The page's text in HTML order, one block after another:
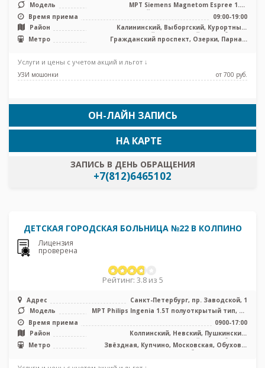
Модель
МРТ Siemens Magnetom Espree 1.5T
полуоткрытый тип, КТ Siemens SOMATOM ...
Время приема
09:00-19:00
Район
Калининский, Выборгский, Курортный,
Петроградский, Приморский, Лен. область
Метро
Гражданский проспект, Озерки, Парнас,
Услуги и цены с учетом акций и льгот ↓
УЗИ мошонки от 700 pуб.
ОН-ЛАЙН ЗАПИСЬ
ЗАПИСЬ В ДЕНЬ ОБРАЩЕНИЯ
+7(812)6465102
НА КАРТЕ
ДЕТСКАЯ ГОРОДСКАЯ БОЛЬНИЦА №22 В КОЛПИНО
Лицензия
проверена
Рейтинг: 3.8 из 5
Адрес
Санкт-Петербург, пр. Заводской, 1
Модель
МРТ Philips Ingenia 1.5T полуоткрытый тип, КТ
Время приема
0900-17:00
Район
Колпинский, Невский, Пушкинский,
Фрунзенский, Лен. область
Метро
Звёздная, Купчино, Московская, Обухово,
Рыбацкое, Шушары